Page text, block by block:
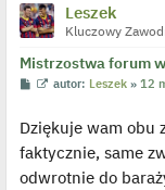
Leszek
Kluczowy
Mistrzostwa forum
P
t
W
w
i
e
t
l
autor: Leszek »12
Dziękuje wam obu
faktycznie, same
odwrotnie do